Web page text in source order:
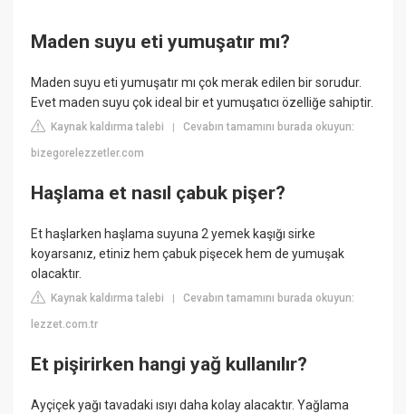
Maden suyu eti yumuşatır mı?
Maden suyu eti yumuşatır mı çok merak edilen bir sorudur.
Evet maden suyu çok ideal bir et yumuşatıcı özelliğe sahiptir.
Kaynak kaldırma talebi |Cevabın tamamını burada okuyun:
bizegorelezzetler.com
Haşlama et nasıl çabuk pişer?
Et haşlarken haşlama suyuna 2 yemek kaşığı sirke
koyarsanız, etiniz hem çabuk pişecek hem de yumuşak
olacaktır.
Kaynak kaldırma talebi |Cevabın tamamını burada okuyun:
lezzet.com.tr
Et pişirirken hangi yağ kullanılır?
Ayçiçek yağı tavadaki ısıyı daha kolay alacaktır. Yağlama